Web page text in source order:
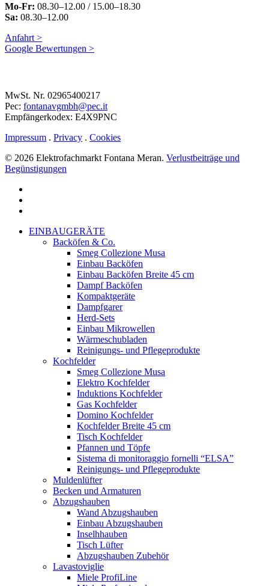
Mo-Fr: 08.30–12.00 / 15.00–18.30
Sa: 08.30–12.00
Anfahrt >
Google Bewertungen >
MwSt. Nr. 02965400217
Pec: fontanavgmbh@pec.it
Empfängerkodex: E4X9PNC
Impressum . Privacy . Cookies
© 2026 Elektrofachmarkt Fontana Meran. Verlustbeiträge und
Begünstigungen
Menu
Close
EINBAUGERÄTE
Backöfen & Co.
Smeg Collezione Musa
Einbau Backöfen
Einbau Backöfen Breite 45 cm
Dampf Backöfen
Kompaktgeräte
Dampfgarer
Herd-Sets
Einbau Mikrowellen
Wärmeschubladen
Reinigungs- und Pflegeprodukte
Kochfelder
Smeg Collezione Musa
Elektro Kochfelder
Induktions Kochfelder
Gas Kochfelder
Domino Kochfelder
Kochfelder Breite 45 cm
Tisch Kochfelder
Pfannen und Töpfe
Sistema di monitoraggio fornelli “ELSA”
Reinigungs- und Pflegeprodukte
Muldenlüfter
Becken und Armaturen
Abzugshauben
Wand Abzugshauben
Einbau Abzugshauben
Inselhhauben
Tisch Lüfter
Abzugshauben Zubehör
Lavastoviglie
Miele ProfiLine